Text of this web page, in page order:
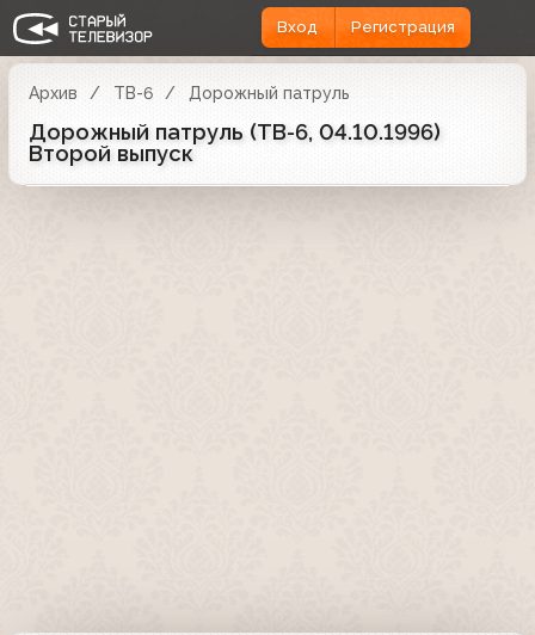
Вход Регистрация
Архив ТВ-6 Дорожный патруль
Дорожный патруль (ТВ-6, 04.10.1996)
Второй выпуск